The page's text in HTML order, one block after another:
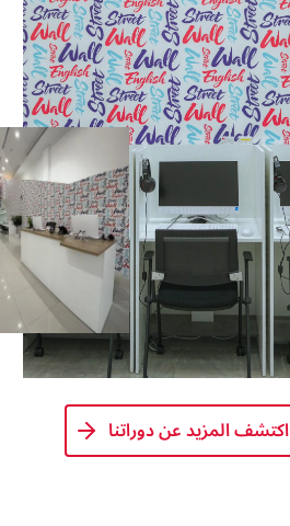
اكتشف المزيد عن دوراتنا